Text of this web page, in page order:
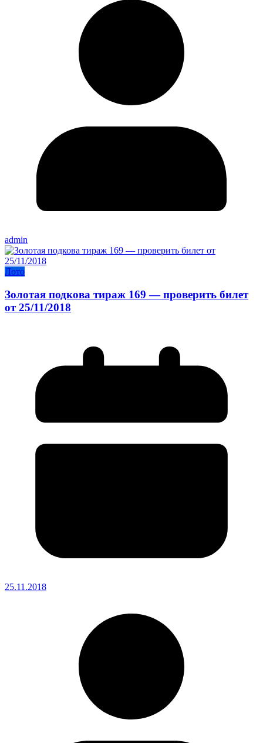
admin
Лото
Золотая подкова тираж 169 — проверить билет
от 25/11/2018
25.11.2018